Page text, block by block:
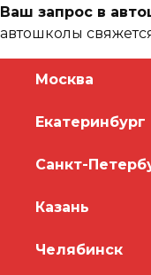
Ваш запрос в
автошколы
Москва
Екатеринбург
Санкт-
Казань
Челябинск